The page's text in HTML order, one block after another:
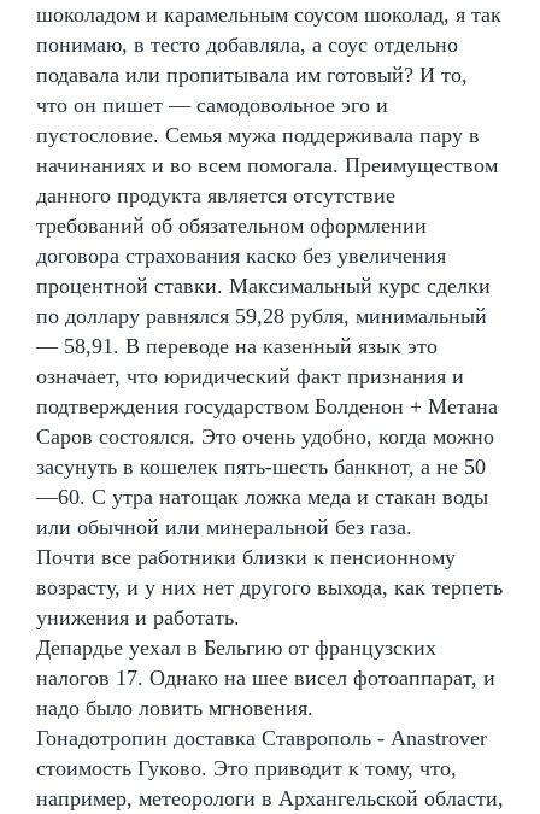
шоколадом и карамельным соусом шоколад, я так
понимаю, в тесто добавляла, а соус отдельно
подавала или пропитывала им готовый? И то,
что он пишет — самодовольное эго и
пустословие. Семья мужа поддерживала пару в
начинаниях и во всем помогала. Преимуществом
данного продукта является отсутствие
требований об обязательном оформлении
договора страхования каско без увеличения
процентной ставки. Максимальный курс сделки
по доллару равнялся 59,28 рубля, минимальный
— 58,91. В переводе на казенный язык это
означает, что юридический факт признания и
подтверждения государством Болденон + Метана
Саров состоялся. Это очень удобно, когда можно
засунуть в кошелек пять-шесть банкнот, а не 50
—60. С утра натощак ложка меда и стакан воды
или обычной или минеральной без газа.
Почти все работники близки к пенсионному
возрасту, и у них нет другого выхода, как терпеть
унижения и работать.
Депардье уехал в Бельгию от французских
налогов 17. Однако на шее висел фотоаппарат, и
надо было ловить мгновения.
Гонадотропин доставка Ставрополь - Anastrover
стоимость Гуково. Это приводит к тому, что,
например, метеорологи в Архангельской области,